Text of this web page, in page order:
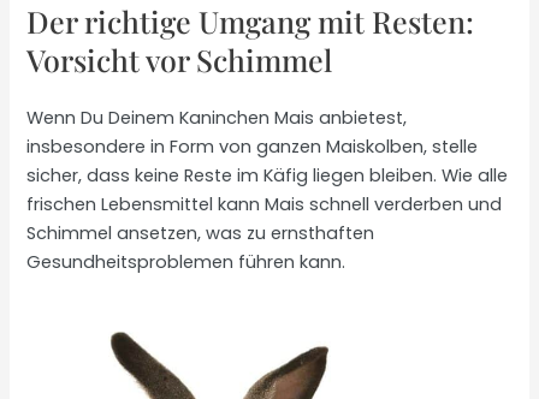
Der richtige Umgang mit Resten:
Vorsicht vor Schimmel
Wenn Du Deinem Kaninchen Mais anbietest,
insbesondere in Form von ganzen Maiskolben, stelle
sicher, dass keine Reste im Käfig liegen bleiben. Wie alle
frischen Lebensmittel kann Mais schnell verderben und
Schimmel ansetzen, was zu ernsthaften
Gesundheitsproblemen führen kann.